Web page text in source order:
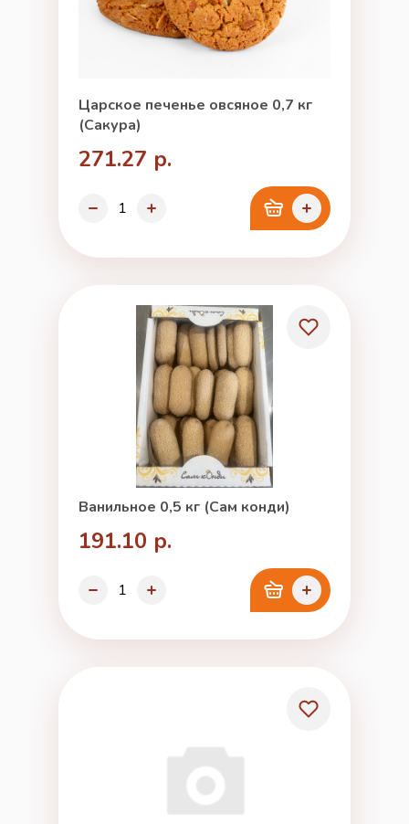
Царское печенье овсяное 0,7 кг
(Сакура)
271.27 р.
Ванильное 0,5 кг (Сам конди)
191.10 р.